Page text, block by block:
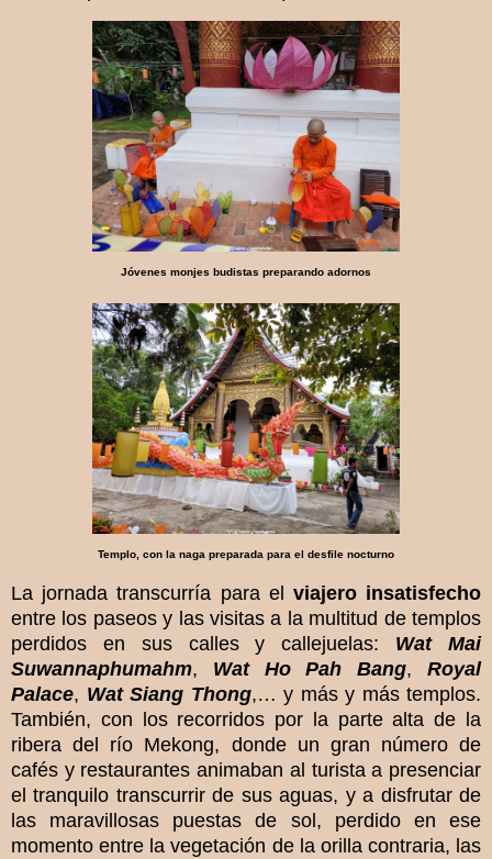
Jóvenes monjes budistas preparando adornos
Templo, con la naga preparada para el desfile nocturno
La jornada transcurría para el viajero insatisfecho
entre los paseos y las visitas a la multitud de templos
perdidos en sus calles y callejuelas: Wat Mai
Suwannaphumahm, Wat Ho Pah Bang,Royal
Palace, Wat Siang Thong,… y más y más templos.
También, con los recorridos por la parte alta de la
ribera del río Mekong, donde un gran número de
cafés y restaurantes animaban al turista a presenciar
el tranquilo transcurrir de sus aguas, y a disfrutar de
las maravillosas puestas de sol, perdido en ese
momento entre la vegetación de la orilla contraria, las